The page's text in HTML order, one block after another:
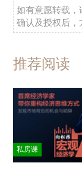
如有意愿转载，
确认及授权后，
推荐阅读
私房课